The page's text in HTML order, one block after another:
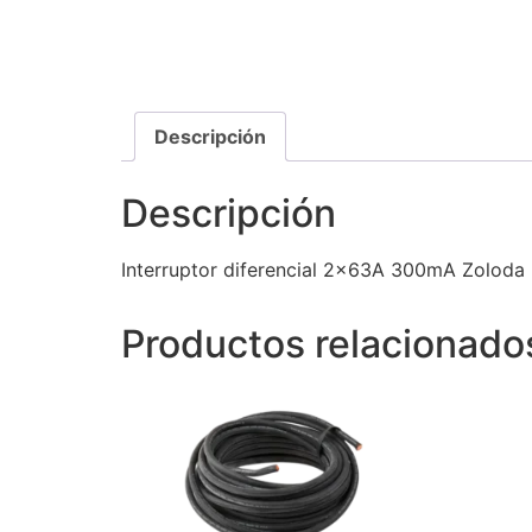
Descripción
Descripción
Interruptor diferencial 2x63A 300mA Zoloda
Productos